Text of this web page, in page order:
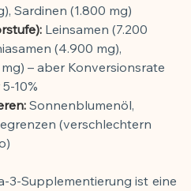
Sardinen (1.800 mg)
Leinsamen (7.200
(4.900 mg),
– aber Konversionsrate
10%
Sonnenblumenöl,
(verschlechtern
3-Supplementierung ist eine